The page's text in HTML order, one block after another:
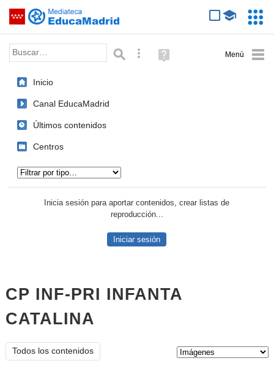
Saltar navegación
Palabra o frase: Búsqueda avanzada
Ayuda
(en
Inicio
Canal EducaMadrid
Últimos contenidos
Centros
Inicia sesión para aportar contenidos, crear listas de
reproducción...
Iniciar sesión
CP INF-PRI INFANTA
CATALINA
Todos los contenidos